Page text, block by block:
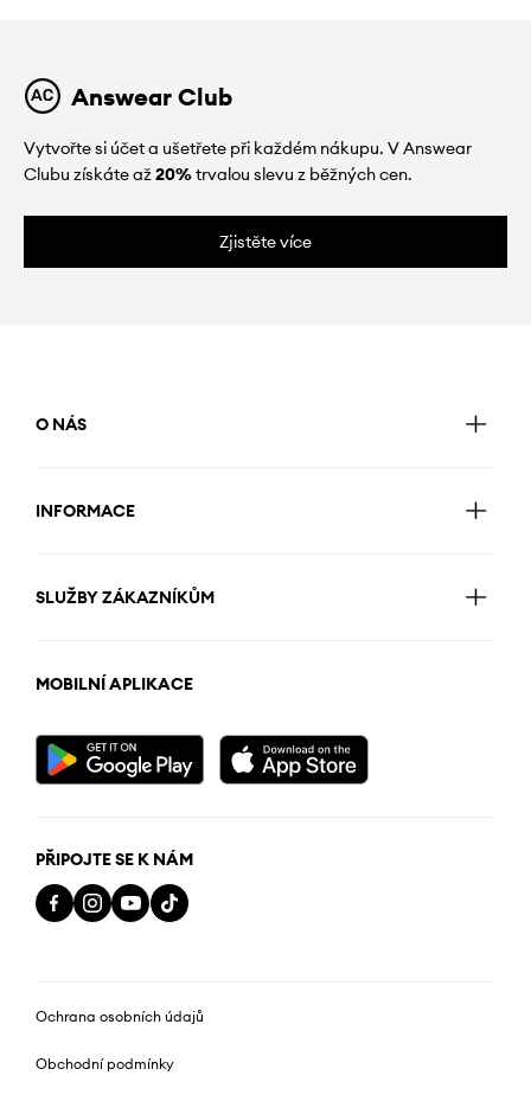
Answear Club
Vytvořte si účet a ušetřete při každém nákupu. V Answear
Clubu získáte až20%trvalou slevu z běžných cen.
Zjistěte více
O NÁS
INFORMACE
SLUŽBY ZÁKAZNÍKŮM
MOBILNÍ APLIKACE
PŘIPOJTE SE K NÁM
Ochrana osobních údajů
Obchodní podmínky